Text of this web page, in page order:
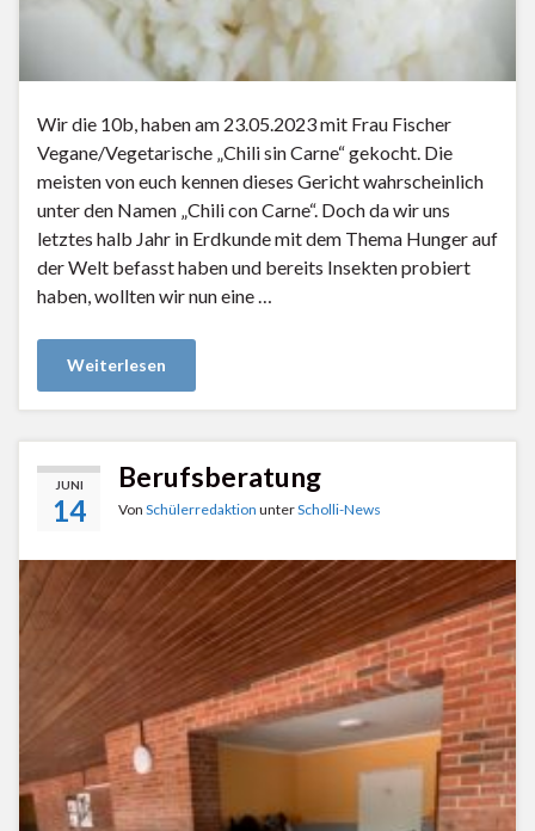
Wir die 10b, haben am 23.05.2023 mit Frau Fischer
Vegane/Vegetarische „Chili sin Carne“ gekocht. Die
meisten von euch kennen dieses Gericht wahrscheinlich
unter den Namen „Chili con Carne“. Doch da wir uns
letztes halb Jahr in Erdkunde mit dem Thema Hunger auf
der Welt befasst haben und bereits Insekten probiert
haben, wollten wir nun eine …
Weiterlesen
JUNI
14
Berufsberatung
Von Schülerredaktion unterScholli-News